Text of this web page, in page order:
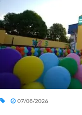
07/08/2026